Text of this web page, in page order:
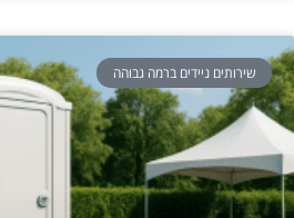
שירותים ניידים ברמה גבוהה